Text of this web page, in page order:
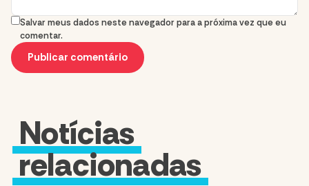
Salvar meus dados neste navegador para a próxima vez que eu
comentar.
Notícias
relacionadas